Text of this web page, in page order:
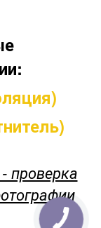
проверка